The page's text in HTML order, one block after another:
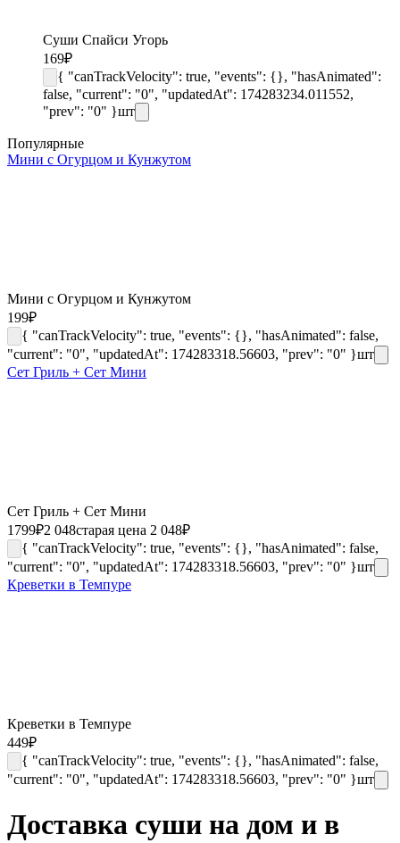
Суши Спайси Угорь
169₽
{ "canTrackVelocity": true, "events": {}, "hasAnimated":
false, "current": "0", "updatedAt": 174283234.011552,
"prev": "0" }шт
Популярные
Мини с Огурцом и Кунжутом
Мини с Огурцом и Кунжутом
199₽
{ "canTrackVelocity": true, "events": {}, "hasAnimated": false,
"current": "0", "updatedAt": 174283318.56603, "prev": "0" }шт
Сет Гриль + Сет Мини
Сет Гриль + Сет Мини
1799₽2 048старая цена 2 048₽
{ "canTrackVelocity": true, "events": {}, "hasAnimated": false,
"current": "0", "updatedAt": 174283318.56603, "prev": "0" }шт
Креветки в Темпуре
Креветки в Темпуре
449₽
{ "canTrackVelocity": true, "events": {}, "hasAnimated": false,
"current": "0", "updatedAt": 174283318.56603, "prev": "0" }шт
Доставка суши на дом и в